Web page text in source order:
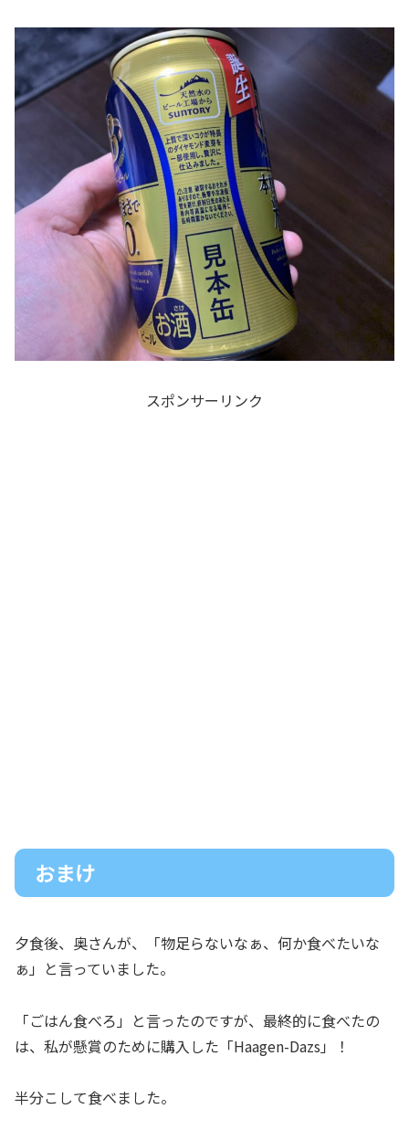
スポンサーリンク
おまけ
夕食後、奥さんが、「物足らないなぁ、何か食べたいな
ぁ」と言っていました。
「ごはん食べろ」と言ったのですが、最終的に食べたの
は、私が懸賞のために購入した「Haagen-Dazs」！
半分こして食べました。